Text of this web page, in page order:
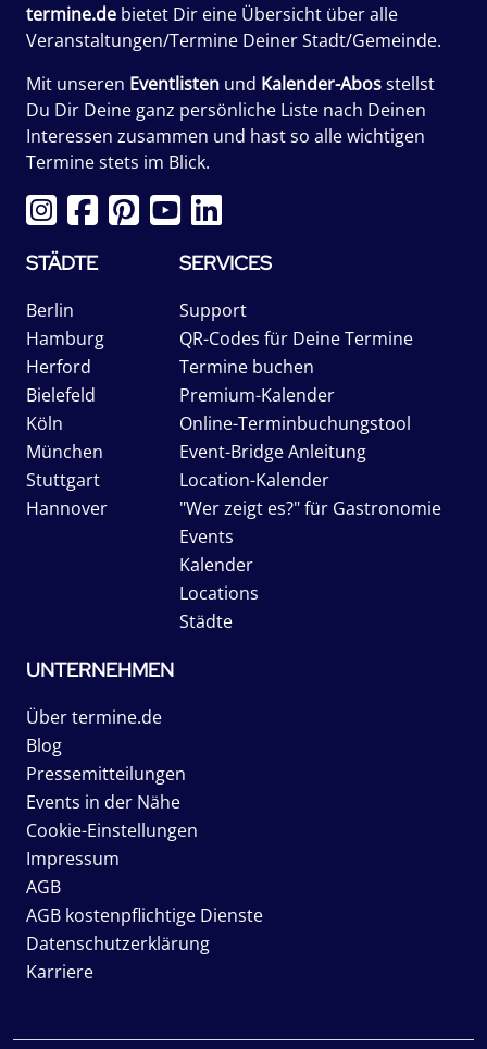
termine.de bietet Dir eine Übersicht über alle
Veranstaltungen/Termine Deiner Stadt/Gemeinde.
Mit unseren Eventlisten und Kalender-Abosstellst
Du Dir Deine ganz persönliche Liste nach Deinen
Interessen zusammen und hast so alle wichtigen
Termine stets im Blick.
STÄDTE
Berlin
Hamburg
Herford
Bielefeld
Köln
München
Stuttgart
Hannover
SERVICES
Support
QR-Codes für Deine Termine
Termine buchen
Premium-Kalender
Online-Terminbuchungstool
Event-Bridge Anleitung
Location-Kalender
"Wer zeigt es?" für Gastronomie
Events
Kalender
Locations
Städte
UNTERNEHMEN
Über termine.de
Blog
Pressemitteilungen
Events in der Nähe
Cookie-Einstellungen
Impressum
AGB
AGB kostenpflichtige Dienste
Datenschutzerklärung
Karriere